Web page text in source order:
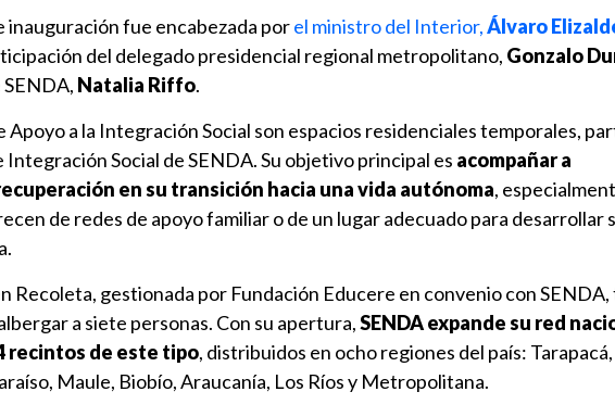
inauguración fue encabezada porel ministro del Interior,Álvaro
del delegado presidencial regional metropolitano, Gonzalo
Natalia Riffo.
Apoyo a la Integración Social son espacios residenciales temporales,
Integración Social de SENDA. Su objetivo principal es acompañar a
en su transición hacia una vida autónoma,
de redes de apoyo familiar o de un lugar adecuado para desarrollar
Recoleta, gestionada por Fundación Educere en convenio con
a siete personas. Con su apertura,SENDA expande su red
recintos de este tipo, distribuidos en ocho regiones del país: Tarapacá,
Maule, Biobío, Araucanía, Los Ríos y Metropolitana.